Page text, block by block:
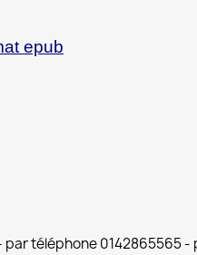
epub
téléphone 0142865565 -